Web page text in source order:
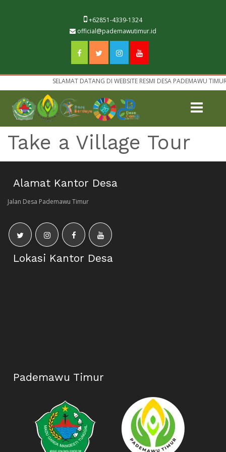
+62851-4339-1324
official@pademawutimur.id
SELAMAT DATANG DI WEBSITE RESMI DESA PADEMAWU TIMUR
Take a Village Tour
Alamat Kantor Desa
Jalan Desa Pademawu Timur
Lokasi Kantor Desa
Pademawu Timur